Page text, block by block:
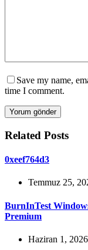
Save my name,
time I comment.
Yorum gönder
Related Posts
0xeef764d3
Temmuz 25,
BurnInTest
Premium
Haziran 1, 2026